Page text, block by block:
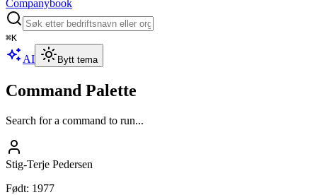
Companybook
⌘K
AI Bytt tema
Command Palette
Search for a command to run...
Stig-Terje Pedersen
Født: 1977